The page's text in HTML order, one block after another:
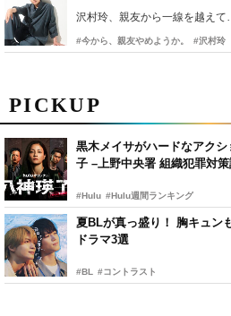
PICKUP
黒木メイサがハードなアク
子 –上野中央署 組織犯罪対策
#Hulu #Hulu週間ランキング
夏BLが真っ盛り！ 胸キュン
ドラマ3選
#BL #コントラスト
沢村玲、親友から一線を越え
#今から、親友やめようか。 #沢村玲